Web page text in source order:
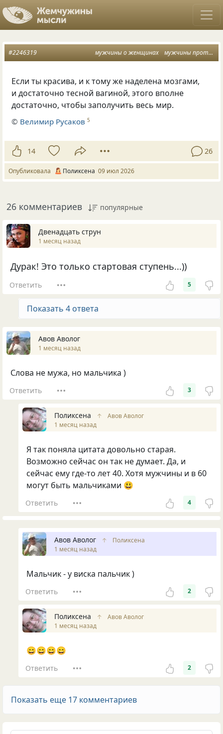
мужчины о женщинах мужчины против женщин
#2246319
Если ты красива, и к тому же наделена мозгами,
и достаточно тесной вагиной, этого вполне
достаточно, чтобы заполучить весь мир.
© Велимир Русаков 5
14 26
Опубликовала Поликсена 09 июл 2026
26 комментариев популярные
Двенадцать струн
1 месяц назад
Дурак! Это только стартовая ступень...))
Ответить 5
Показать 4 ответа
Авов Аволог
1 месяц назад
Слова не мужа, но мальчика )
Ответить 3
Поликсена ↑
Авов Аволог
1 месяц назад
Я так поняла цитата довольно старая.
Возможно сейчас он так не думает. Да, и
сейчас ему где-то лет 40. Хотя мужчины и в 60
могут быть мальчиками 😃
Ответить 4
Авов Аволог ↑
Поликсена
1 месяц назад
Мальчик - у виска пальчик )
Ответить 2
Поликсена ↑
Авов Аволог
1 месяц назад
😄😄😄😄
Ответить 2
Показать еще 17 комментариев